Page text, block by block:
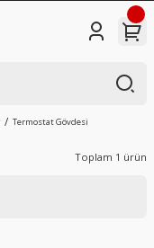
Termostat Gövdesi
Toplam 1 ürün